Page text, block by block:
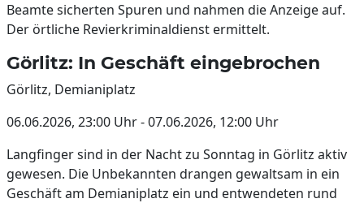
Beamte sicherten Spuren und nahmen die Anzeige auf.
Der örtliche Revierkriminaldienst ermittelt.
Görlitz: In Geschäft eingebrochen
Görlitz, Demianiplatz
06.06.2026, 23:00 Uhr - 07.06.2026, 12:00 Uhr
Langfinger sind in der Nacht zu Sonntag in Görlitz aktiv
gewesen. Die Unbekannten drangen gewaltsam in ein
Geschäft am Demianiplatz ein und entwendeten rund